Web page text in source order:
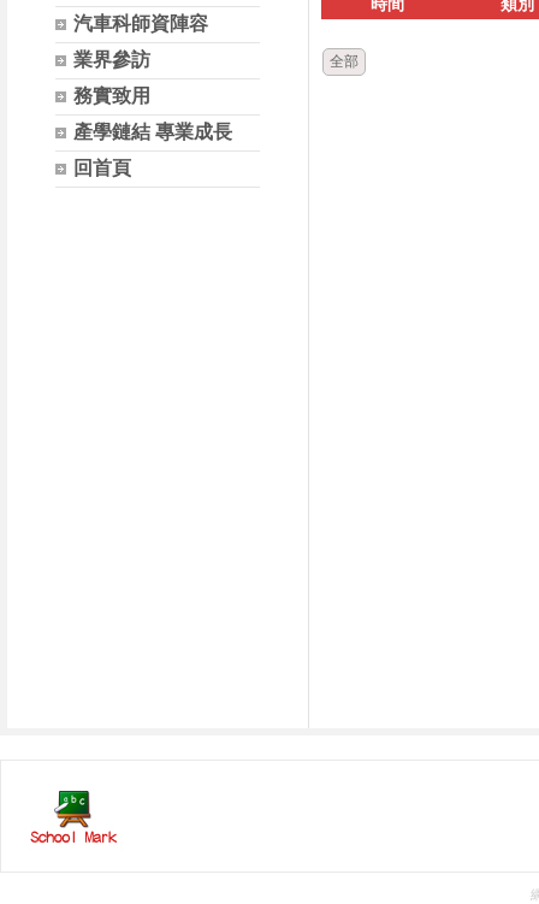
汽車科師資陣容
業界參訪
務實致用
產學鏈結 專業成長
回首頁
全部